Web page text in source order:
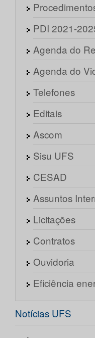
PDI 2021-
Agenda do
Agenda do
Telefones
Editais
Ascom
Sisu UFS
CESAD
Assuntos
Licitações
Contratos
Ouvidoria
Eficiência
Notícias UFS